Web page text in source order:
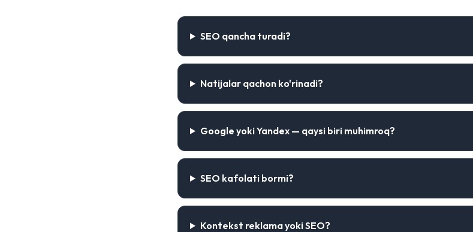
SEO qancha turadi?
Natijalar qachon ko'rinadi?
Google yoki Yandex — qaysi biri muhimroq?
SEO kafolati bormi?
Kontekst reklama yoki SEO?